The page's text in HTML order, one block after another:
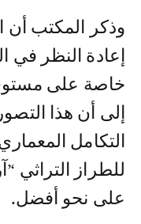
وذكر المكتب أن
إعادة النظر في
خاصة على
إلى أن هذا
التكامل
للطراز التراثي
على نحو أفضل.